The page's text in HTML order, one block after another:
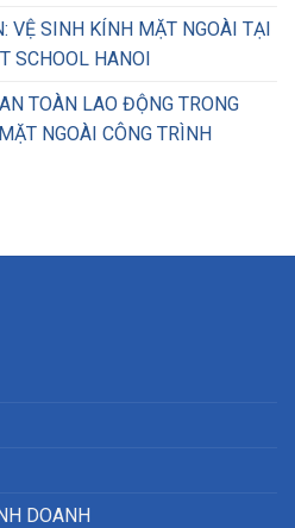
VỆ SINH KÍNH MẶT NGOÀI TẠI
SCHOOL HANOI
TOÀN LAO ĐỘNG TRONG
NGOÀI CÔNG TRÌNH
DOANH